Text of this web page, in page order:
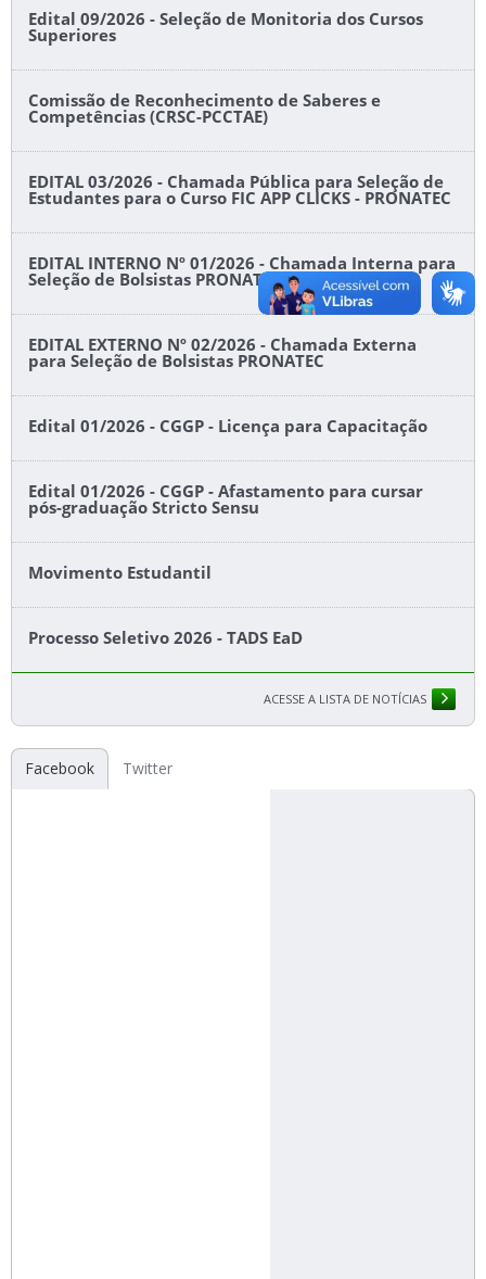
Edital 09/2026 - Seleção de Monitoria dos Cursos
Superiores
Comissão de Reconhecimento de Saberes e
Competências (CRSC-PCCTAE)
EDITAL 03/2026 - Chamada Pública para Seleção de
Estudantes para o Curso FIC APP CLICKS - PRONATEC
EDITAL INTERNO Nº 01/2026 - Chamada Interna para
Seleção de Bolsistas PRONATEC
EDITAL EXTERNO Nº 02/2026 - Chamada Externa
para Seleção de Bolsistas PRONATEC
Edital 01/2026 - CGGP - Licença para Capacitação
Edital 01/2026 - CGGP - Afastamento para cursar
pós-graduação Stricto Sensu
Movimento Estudantil
Processo Seletivo 2026 - TADS EaD
ACESSE A LISTA DE NOTÍCIAS
Facebook Twitter